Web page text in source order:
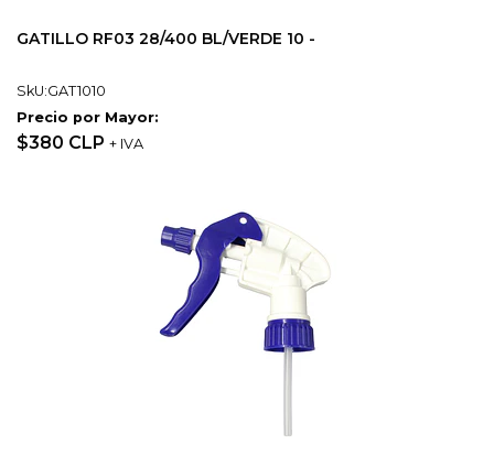
GATILLO RF03 28/400 BL/VERDE 10 -
SkU:GAT1010
Precio por Mayor:
$380 CLP + IVA